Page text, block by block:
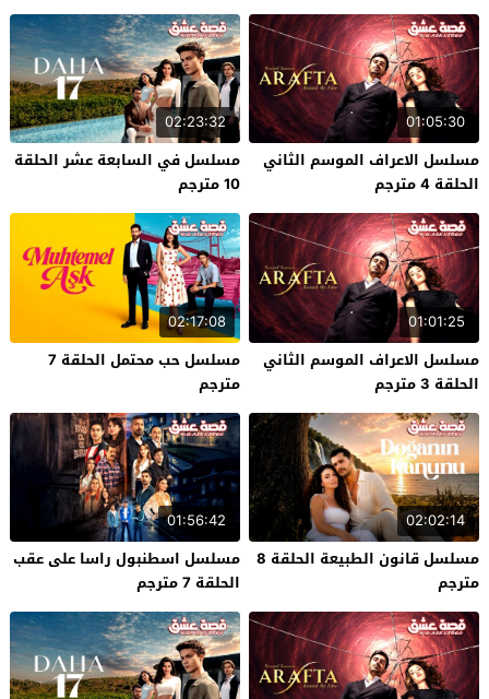
01:05:30
مسلسل الاعراف الموسم الثاني
الحلقة 4 مترجم
02:23:32
مسلسل في السابعة عشر الحلقة
10 مترجم
01:01:25
مسلسل الاعراف الموسم الثاني
الحلقة 3 مترجم
02:17:08
مسلسل حب محتمل الحلقة 7
مترجم
02:02:14
مسلسل قانون الطبيعة الحلقة 8
مترجم
01:56:42
مسلسل اسطنبول راسا على عقب
الحلقة 7 مترجم